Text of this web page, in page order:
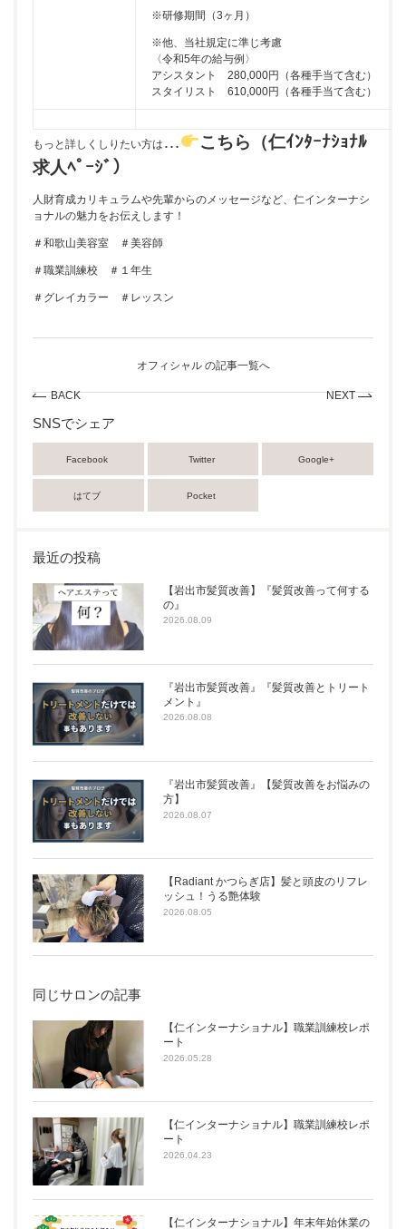
※研修期間（3ヶ月）
※他、当社規定に準じ考慮
〈令和5年の給与例〉
アシスタント 280,000円（各種手当て含む）
スタイリスト 610,000円（各種手当て含む）
もっと詳しくしりたい方は …
こちら（仁ｲﾝﾀｰﾅｼｮﾅﾙ
求人ﾍﾟｰｼﾞ）
人財育成カリキュラムや先輩からのメッセージなど、仁インターナシ
ョナルの魅力をお伝えします！
＃和歌山美容室 ＃美容師
＃職業訓練校 ＃１年生
＃グレイカラー ＃レッスン
BACK
オフィシャル の記事一覧へ
NEXT
SNSでシェア
Facebook Twitter Google+
はてブ Pocket
最近の投稿
【岩出市髪質改善】『髪質改善って何する
の』
2026.08.09
『岩出市髪質改善』『髪質改善とトリート
メント』
2026.08.08
『岩出市髪質改善』【髪質改善をお悩みの
方】
2026.08.07
【Radiant かつらぎ店】髪と頭皮のリフレ
ッシュ！うる艶体験
2026.08.05
同じサロンの記事
【仁インターナショナル】職業訓練校レポ
ート
2026.05.28
【仁インターナショナル】職業訓練校レポ
ート
2026.04.23
【仁インターナショナル】年末年始休業の